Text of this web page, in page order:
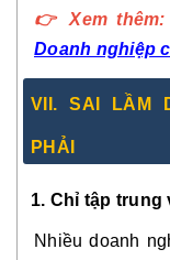
👉 Xem thêm:
Doanh nghiệp
VII. SAI LẦM
PHẢI
1. Chỉ tập trung
Nhiều doanh